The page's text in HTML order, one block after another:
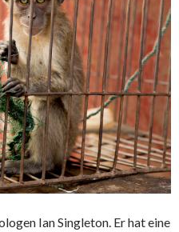
Ian Singleton. Er hat eine